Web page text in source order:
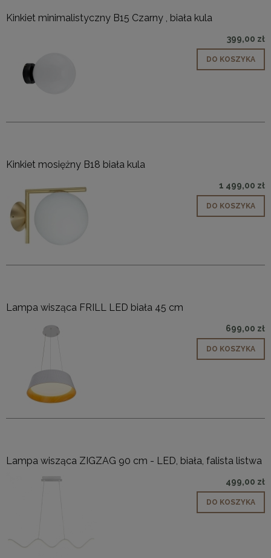
Kinkiet minimalistyczny B15 Czarny , biała kula
399,00 zł
DO KOSZYKA
Kinkiet mosiężny B18 biała kula
1 499,00 zł
DO KOSZYKA
Lampa wisząca FRILL LED biała 45 cm
699,00 zł
DO KOSZYKA
Lampa wisząca ZIGZAG 90 cm - LED, biała, falista listwa
499,00 zł
DO KOSZYKA